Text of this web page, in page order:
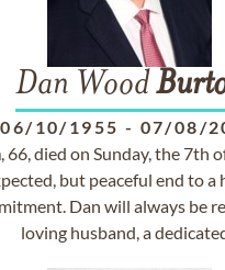
Dan Wood
06/10/1955 - 07/08/
, 66, died on Sunday, the 7th
but peaceful end to
Dan will always be
loving husband, a